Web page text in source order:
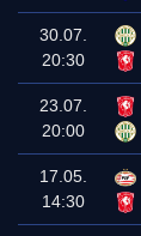
30.07.
20:30
23.07.
20:00
17.05.
14:30